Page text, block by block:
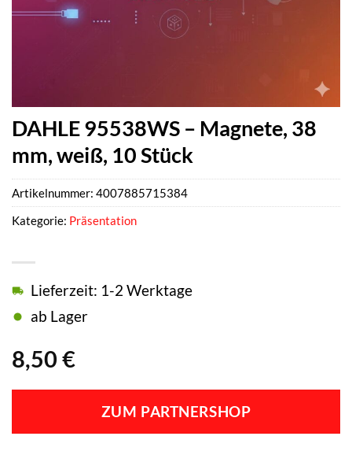
DAHLE 95538WS – Magnete, 38
mm, weiß, 10 Stück
8,50 €
Lieferzeit: 1-2 Werktage
ab Lager
ZUM PARTNERSHOP
Artikelnummer: 4007885715384
Kategorie: Präsentation